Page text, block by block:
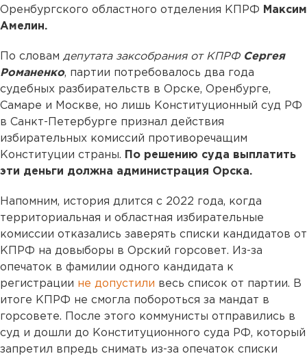
Оренбургского областного отделения КПРФ Максим
Амелин.
По словам депутата заксобрания от КПРФ Сергея
Романенко, партии потребовалось два года
судебных разбирательств в Орске, Оренбурге,
Самаре и Москве, но лишь Конституционный суд РФ
в Санкт-Петербурге признал действия
избирательных комиссий противоречащим
Конституции страны.
По решению суда выплатить
эти деньги должна администрация Орска.
Напомним, история длится с 2022 года, когда
территориальная и областная избирательные
комиссии отказались заверять списки кандидатов от
КПРФ на довыборы в Орский горсовет. Из-за
опечаток в фамилии одного кандидата к
регистрации не допустили весь список от партии. В
итоге КПРФ не смогла побороться за мандат в
горсовете. После этого коммунисты отправились в
суд и дошли до Конституционного суда РФ, который
запретил впредь снимать из-за опечаток списки